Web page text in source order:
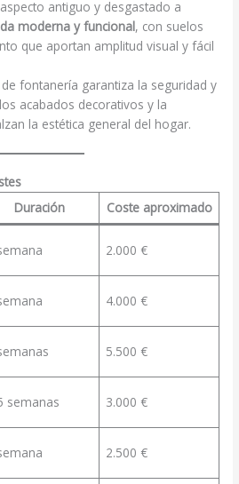
antiguo y desgastado a
moderna y funcional, con suelos
que aportan amplitud visual y fácil
fontanería garantiza la seguridad y
acabados decorativos y la
la estética general del hogar.
Duración
Coste aproximado
2.000 €
4.000 €
5.500 €
semanas 3.000 €
2.500 €